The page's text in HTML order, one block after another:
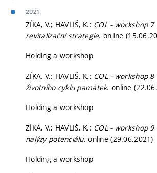
2021
ZÍKA, V.; HAVLIŠ, K.: COL - workshop
revitalizační strategie. online
Holding a workshop
ZÍKA, V.; HAVLIŠ, K.: COL - workshop 8
životního cyklu památek. online
Holding a workshop
ZÍKA, V.; HAVLIŠ, K.: COL - workshop
nalýzy potenciálu. online (29.06.2021)
Holding a workshop